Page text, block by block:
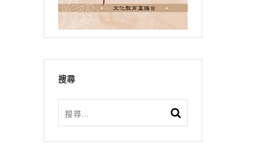
搜尋